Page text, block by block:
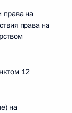
права на
права на
12
на